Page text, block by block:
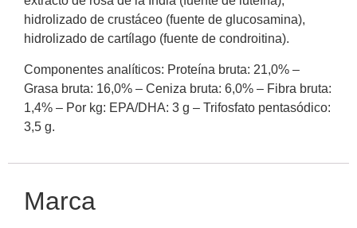
hidrolizado de crustáceo (fuente de glucosamina),
hidrolizado de cartílago (fuente de condroitina).
Componentes analíticos: Proteína bruta: 21,0% –
Grasa bruta: 16,0% – Ceniza bruta: 6,0% – Fibra bruta:
1,4% – Por kg: EPA/DHA: 3 g – Trifosfato pentasódico:
3,5 g.
Marca